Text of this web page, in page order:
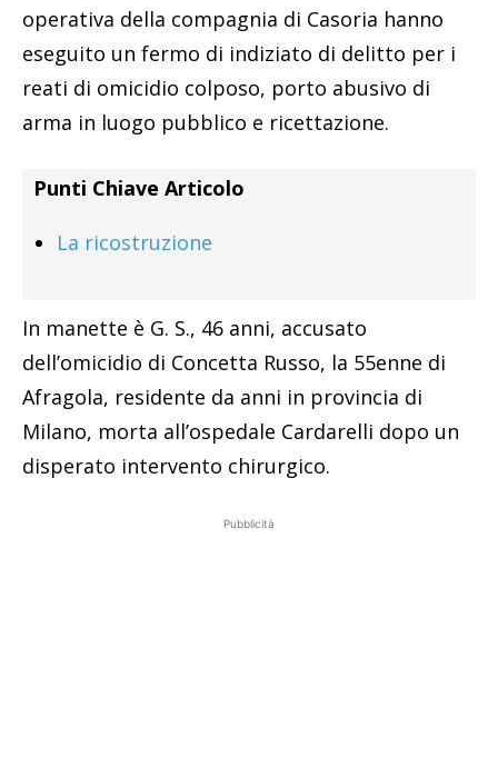
operativa della compagnia di Casoria hanno
eseguito un fermo di indiziato di delitto per i
reati di omicidio colposo, porto abusivo di
arma in luogo pubblico e ricettazione.
Punti Chiave Articolo
La ricostruzione
In manette è G. S., 46 anni, accusato
dell’omicidio di Concetta Russo, la 55enne di
Afragola, residente da anni in provincia di
Milano, morta all’ospedale Cardarelli dopo un
disperato intervento chirurgico.
Pubblicità